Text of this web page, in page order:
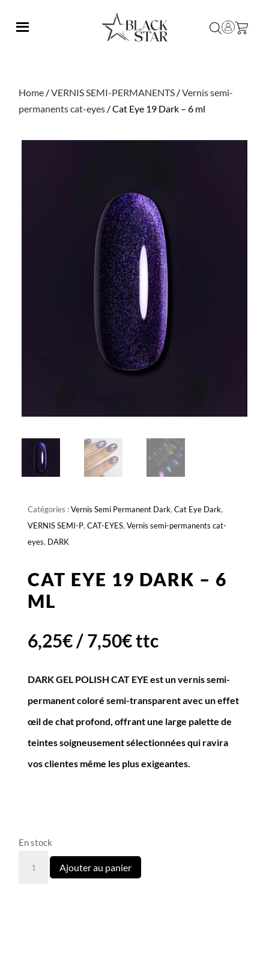
Home /VERNIS SEMI-PERMANENTS /Vernis semi-
permanents cat-eyes / Cat Eye 19 Dark – 6 ml
Catégories :Vernis Semi Permanent Dark, Cat Eye Dark,
VERNIS SEMI-P, CAT-EYES, Vernis semi-permanents cat-
eyes, DARK
CAT EYE 19 DARK – 6
ML
6,25€/7,50€ttc
DARK GEL POLISH CAT EYE est un vernis semi-
permanent coloré semi-transparent avec un effet
œil de chat profond, offrant une large palette de
teintes soigneusement sélectionnées qui ravira
vos clientes même les plus exigeantes.
En stock
quantité
Ajouter au panier